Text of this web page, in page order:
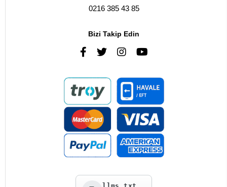
0216 385 43 85
Bizi Takip Edin